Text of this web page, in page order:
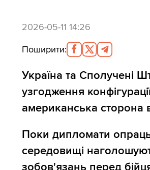
2026-05-11 14:26
Поширити:
Україна та Сполучені
узгодження
американська сторона
Поки дипломати
середовищі
зобов'язань перед